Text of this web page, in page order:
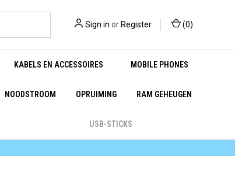
Sign in or Register (0)
KABELS EN ACCESSOIRES MOBILE PHONES
NOODSTROOM OPRUIMING RAM GEHEUGEN
USB-STICKS